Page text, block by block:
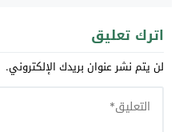
لعدة عينات من نخيل
المجهولاترك تعليق
لن يتم نشر عنوان بريدك الإلكتروني.